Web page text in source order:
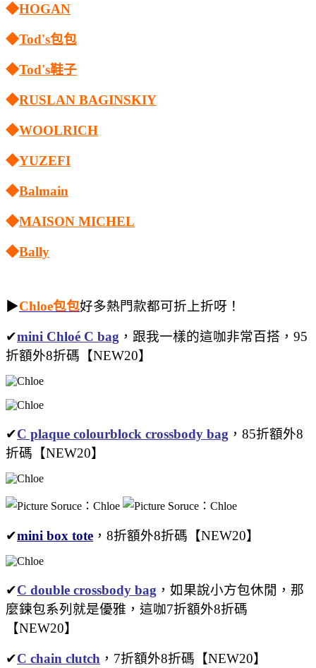
◆HOGAN
◆Tod's包包
◆Tod's鞋子
◆RUSLAN BAGINSKIY
◆WOOLRICH
◆YUZEFI
◆Balmain
◆MAISON MICHEL
◆Bally
▶Chloe包包好多熱門款都可折上折呀！
✔mini Chloé C bag ，跟我一樣的這咖非常百搭，95
折額外8折碼【NEW20】
✔C plaque colourblock crossbody bag ，85折額外8
折碼【NEW20】
✔mini box tote ，8折額外8折碼【NEW20】
✔C double crossbody bag ，如果說小方包休閒，那
麼鍊包系列就是優雅，這咖7折額外8折碼
【NEW20】
✔C chain clutch ，7折額外8折碼【NEW20】